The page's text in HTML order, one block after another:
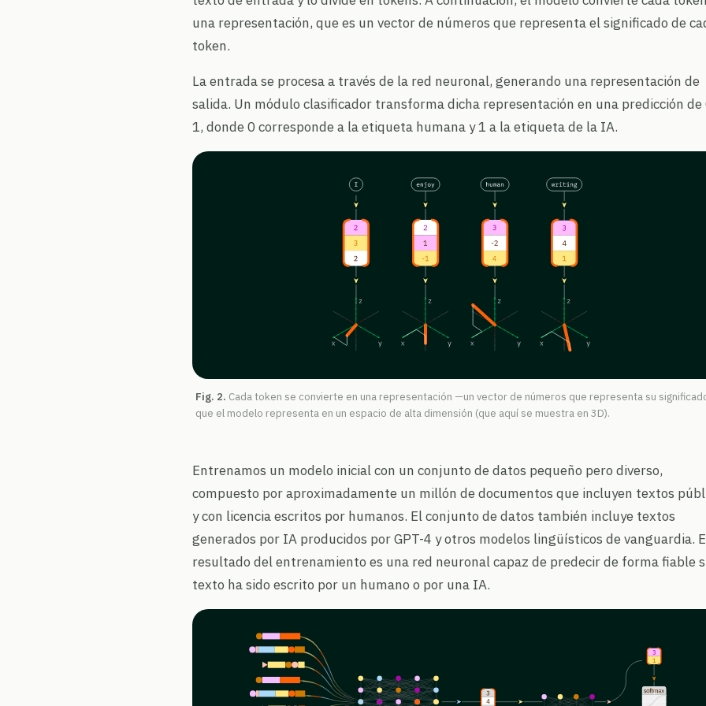
una representación, que es un vector de números que representa el significado de
token.
La entrada se procesa a través de la red neuronal, generando una representación de
salida. Un módulo clasificador transforma dicha representación en una predicción de
1, donde 0 corresponde a la etiqueta humana y 1 a la etiqueta de la IA.
Fig. 2. Cada token se convierte en una representación —un vector de números que representa su
que el modelo representa en un espacio de alta dimensión (que aquí se muestra en 3D).
Entrenamos un modelo inicial con un conjunto de datos pequeño pero diverso,
compuesto por aproximadamente un millón de documentos que incluyen textos
y con licencia escritos por humanos. El conjunto de datos también incluye textos
generados por IA producidos por GPT-4 y otros modelos lingüísticos de vanguardia.
resultado del entrenamiento es una red neuronal capaz de predecir de forma fiable
texto ha sido escrito por un humano o por una IA.